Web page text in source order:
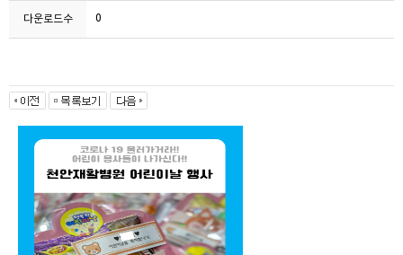
다운로드수 0